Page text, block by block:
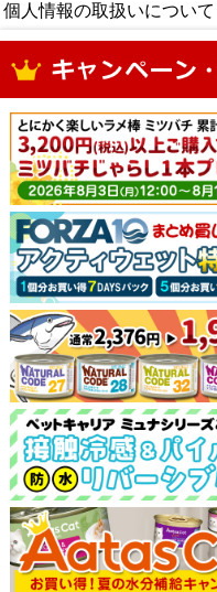
個人情報の取扱いについて